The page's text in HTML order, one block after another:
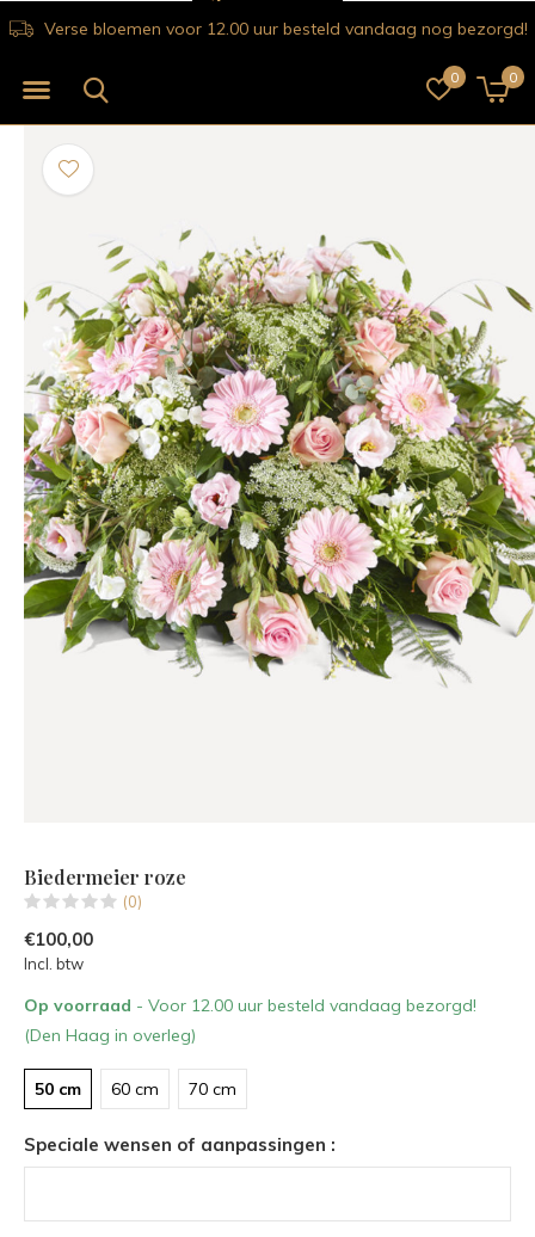
0 0
Verse bloemen voor 12.00 uur besteld vandaag nog bezorgd!
Biedermeier roze
(0)
€100,00
Incl. btw
Op voorraad - Voor 12.00 uur besteld vandaag bezorgd!
(Den Haag in overleg)
50 cm 60 cm 70 cm
Speciale wensen of aanpassingen :